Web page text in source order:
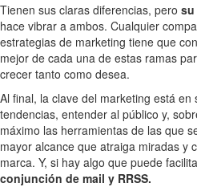
Tienen sus claras diferencias, pero su
hace vibrar a ambos. Cualquier
estrategias de marketing tiene que
mejor de cada una de estas ramas
crecer tanto como desea.
Al final, la clave del marketing está
tendencias, entender al público y,
máximo las herramientas de las que
mayor alcance que atraiga miradas y
marca. Y, si hay algo que puede
conjunción de mail y RRSS.